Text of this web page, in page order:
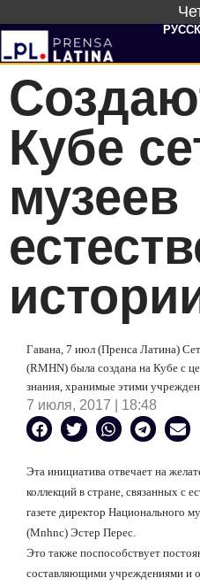
Кубе
музеев
Гавана, 7 июл (Пренса Латина)
(RMHN) была создана на Кубе с
знания, хранимые этими
7 июля, 2017 | 18:48
Эта инициатива отвечает на
коллекций в стране, связанных с
газете директор Национального
(Mnhnc) Эстер Перес.
Это также поспособствует
составляющими учреждениями и